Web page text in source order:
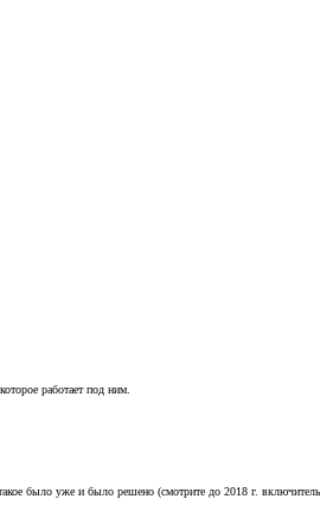
работает под ним.
было уже и было решено (смотрите до 2018 г.